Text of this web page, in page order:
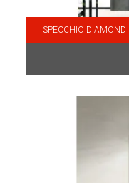
SPECCHIO DIAMOND